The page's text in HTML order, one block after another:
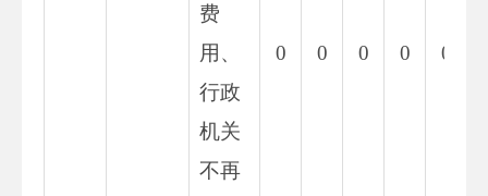
费
用、
行政
机关
不再
0 0 0 0 0